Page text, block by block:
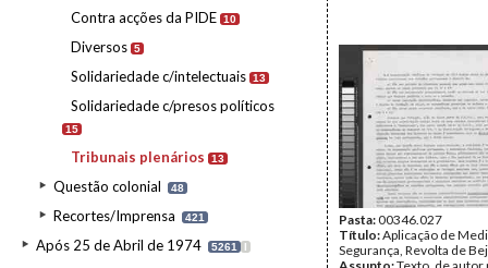
Contra acções da PIDE 10
Diversos 5
Solidariedade c/intelectuais 13
Solidariedade c/presos políticos
15
Tribunais plenários 13
Questão colonial 48
Recortes/Imprensa 421
Após 25 de Abril de 1974 5261 I
Pasta:00346.027
Título:Aplicação de
Segurança, Revolta de